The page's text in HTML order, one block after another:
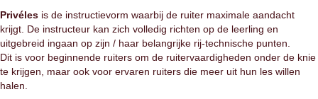
Privéles is de instructievorm waarbij de ruiter maximale aandacht
krijgt. De instructeur kan zich volledig richten op de leerling en
uitgebreid ingaan op zijn / haar belangrijke rij-technische punten.
Dit is voor beginnende ruiters om de ruitervaardigheden onder de knie
te krijgen, maar ook voor ervaren ruiters die meer uit hun les willen
halen.